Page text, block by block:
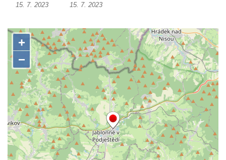
Kříž v centru Liběšic
Kříž na návsi v Chouči
Boží muka na rozcestí východně od Chouče
Kříž na návsi v Lužici
Kříž na návsi v Dobrčicích
Kříž u domu čp. 3 v Chrámcích
Kříž u polní cesty severozápadně od Kozel
Údajný kříž na návsi v Kozlech
15. 7. 2023 15. 7. 2023